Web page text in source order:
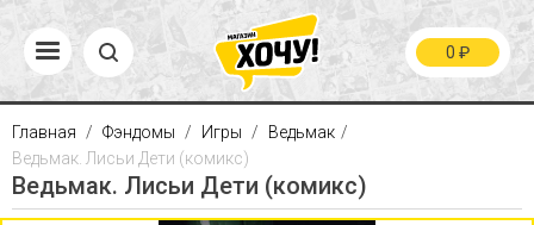
0 ₽
Главная Фэндомы Игры
Ведьмак
Ведьмак. Лисьи Дети (комикс)
Ведьмак. Лисьи Дети (комикс)